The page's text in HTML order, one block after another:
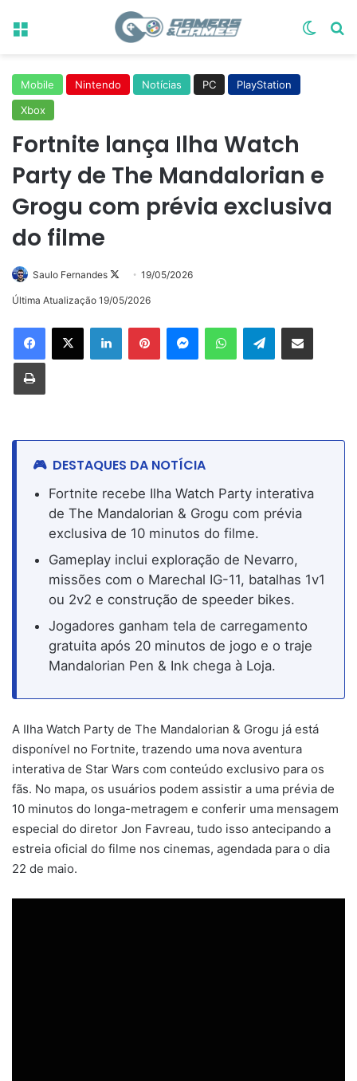
Menu
Mobile Nintendo Notícias PC
PlayStation
Xbox
Fortnite lança Ilha Watch
Party de The Mandalorian e
Grogu com prévia exclusiva
do filme
Saulo Fernandes
Follow
on
19/05/2026
Última Atualização 19/05/2026
LinkedinPinterestMessengerWhatsAppTelegramCompartilhar via e-mail
Imprimir
DESTAQUES DA NOTÍCIA
Fortnite recebe Ilha Watch Party interativa
de The Mandalorian & Grogu com prévia
exclusiva de 10 minutos do filme.
Gameplay inclui exploração de Nevarro,
missões com o Marechal IG-11, batalhas 1v1
ou 2v2 e construção de speeder bikes.
Jogadores ganham tela de carregamento
gratuita após 20 minutos de jogo e o traje
Mandalorian Pen & Ink chega à Loja.
A Ilha Watch Party de The Mandalorian & Grogu já está
disponível no Fortnite, trazendo uma nova aventura
interativa de Star Wars com conteúdo exclusivo para os
fãs. No mapa, os usuários podem assistir a uma prévia de
10 minutos do longa-metragem e conferir uma mensagem
especial do diretor Jon Favreau, tudo isso antecipando a
estreia oficial do filme nos cinemas, agendada para o dia
22 de maio.